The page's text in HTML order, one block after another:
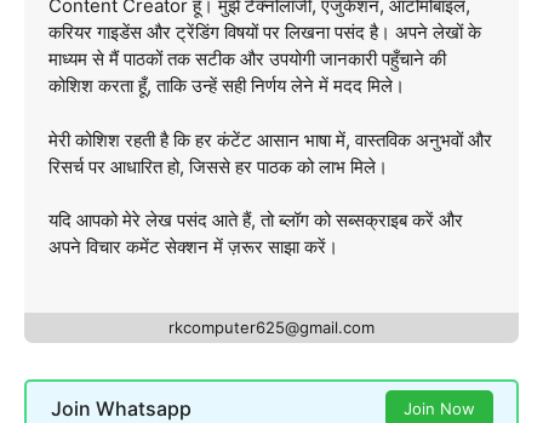
Content Creator हूँ। मुझे टेक्नोलॉजी, एजुकेशन, ऑटोमोबाइल,
करियर गाइडेंस और ट्रेंडिंग विषयों पर लिखना पसंद है। अपने लेखों के
माध्यम से मैं पाठकों तक सटीक और उपयोगी जानकारी पहुँचाने की
कोशिश करता हूँ, ताकि उन्हें सही निर्णय लेने में मदद मिले।
मेरी कोशिश रहती है कि हर कंटेंट आसान भाषा में, वास्तविक अनुभवों और
रिसर्च पर आधारित हो, जिससे हर पाठक को लाभ मिले।
यदि आपको मेरे लेख पसंद आते हैं, तो ब्लॉग को सब्सक्राइब करें और
अपने विचार कमेंट सेक्शन में ज़रूर साझा करें।
rkcomputer625@gmail.com
Join Whatsapp Join Now